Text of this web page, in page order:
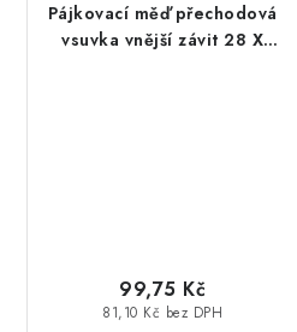
Pájkovací měď přechodová
vsuvka vnější závit 28 X
81,10 Kč bez DPH
99,75 Kč